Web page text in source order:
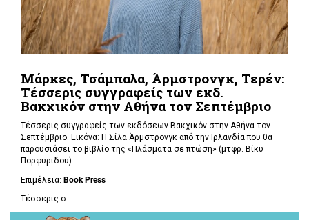
Μάρκες, Τσάμπαλα, Άρμστρονγκ, Τερέν:
Τέσσερις συγγραφείς των εκδ.
Βακχικόν στην Αθήνα τον Σεπτέμβριο
Τέσσερις συγγραφείς των εκδόσεων Βακχικόν στην Αθήνα τον
Σεπτέμβριο. Εικόνα: Η Σίλα Άρμστρονγκ από την Ιρλανδία που θα
παρουσιάσει το βιβλίο της «Πλάσματα σε πτώση» (μτφρ. Βίκυ
Πορφυρίδου).
Επιμέλεια: Book Press
Τέσσερις σ...